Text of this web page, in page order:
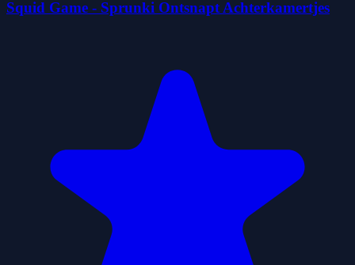
Squid Game - Sprunki Ontsnapt Achterkamertjes